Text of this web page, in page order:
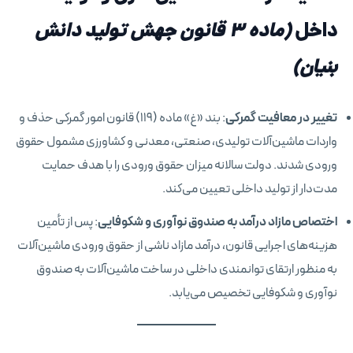
داخل
(ماده ۳ قانون جهش تولید دانش
بنیان)
تغییر در معافیت گمرکی
: بند «غ» ماده (۱۱۹) قانون امور گمرکی حذف و
واردات ماشین‌آلات تولیدی، صنعتی، معدنی و کشاورزی مشمول حقوق
ورودی شدند. دولت سالانه میزان حقوق ورودی را با هدف حمایت
مدت‌دار از تولید داخلی تعیین می‌کند.
اختصاص مازاد درآمد به صندوق نوآوری و شکوفایی: پس از تأمین
هزینه‌های اجرایی قانون، درآمد مازاد ناشی از حقوق ورودی ماشین‌آلات
به منظور ارتقای توانمندی داخلی در ساخت ماشین‌آلات به صندوق
نوآوری و شکوفایی تخصیص می‌یابد.